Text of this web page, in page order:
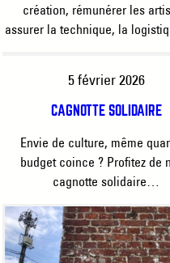
création, rémunérer les
assurer la technique, la
5 février 2026
CAGNOTTE SOLIDAIRE
Envie de culture, même
budget coince ? Profitez de
cagnotte solidaire…